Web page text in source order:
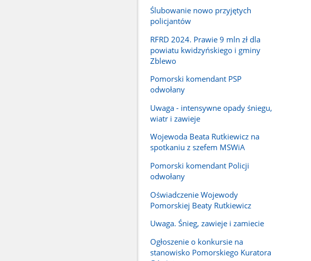
Ślubowanie nowo przyjętych
policjantów
RFRD 2024. Prawie 9 mln zł dla
powiatu kwidzyńskiego i gminy
Zblewo
Pomorski komendant PSP
odwołany
Uwaga - intensywne opady śniegu,
wiatr i zawieje
Wojewoda Beata Rutkiewicz na
spotkaniu z szefem MSWiA
Pomorski komendant Policji
odwołany
Oświadczenie Wojewody
Pomorskiej Beaty Rutkiewicz
Uwaga. Śnieg, zawieje i zamiecie
Ogłoszenie o konkursie na
stanowisko Pomorskiego Kuratora